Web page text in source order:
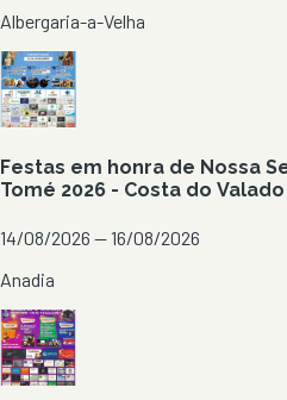
Albergaria-a-Velha
Festas em honra de Nossa
Tomé 2026 - Costa do Valado
14/08/2026 — 16/08/2026
Anadia